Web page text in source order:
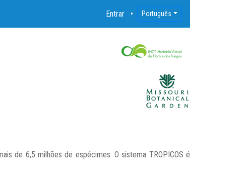
Entrar Português
de 6,5 milhões de espécimes. O sistema TROPICOS é